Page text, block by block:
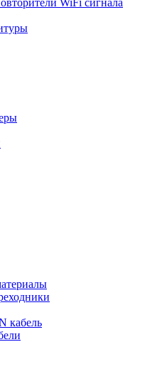
WiFi сигнала
кабель